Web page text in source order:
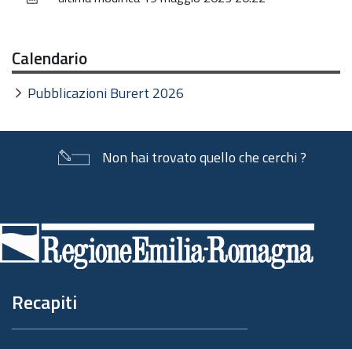
documento
Calendario
Pubblicazioni Burert 2026
Non hai trovato quello che cerchi ?
di
pagina
Recapiti